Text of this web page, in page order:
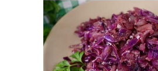
Обычная капуста